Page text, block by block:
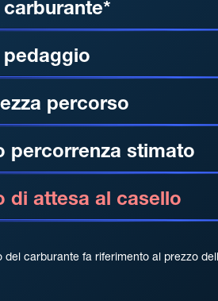
percorso
percorrenza stimato
di attesa al casello
del carburante fa riferimento al prezzo